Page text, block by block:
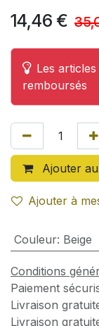
14,46 €
Les
remboursés
Ajouter
Ajouter à
Couleur: Beige
Conditions
Paiement
Livraison
Livraison